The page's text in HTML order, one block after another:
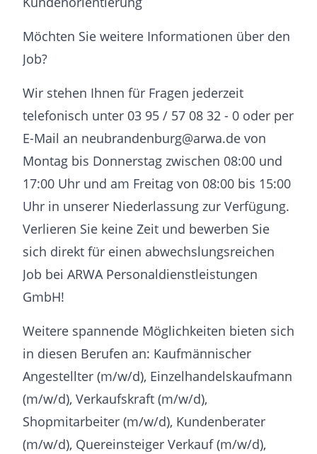
Möchten Sie weitere Informationen über den
Job?
Wir stehen Ihnen für Fragen jederzeit
telefonisch unter 03 95 / 57 08 32 - 0 oder per
E-Mail an neubrandenburg@arwa.de von
Montag bis Donnerstag zwischen 08:00 und
17:00 Uhr und am Freitag von 08:00 bis 15:00
Uhr in unserer Niederlassung zur Verfügung.
Verlieren Sie keine Zeit und bewerben Sie
sich direkt für einen abwechslungsreichen
Job bei ARWA Personaldienstleistungen
GmbH!
Weitere spannende Möglichkeiten bieten sich
in diesen Berufen an: Kaufmännischer
Angestellter (m/w/d), Einzelhandelskaufmann
(m/w/d), Verkaufskraft (m/w/d),
Shopmitarbeiter (m/w/d), Kundenberater
(m/w/d), Quereinsteiger Verkauf (m/w/d),